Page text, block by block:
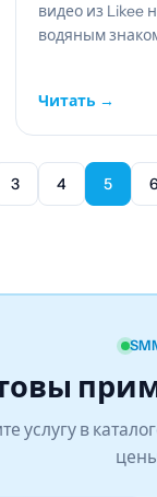
видео из Likee
водяным
Читать →
3 4 5 6
услугу в